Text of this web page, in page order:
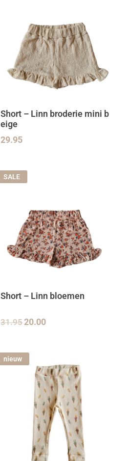
Short – Linn broderie mini b
eige
29.95
SALE
Short – Linn bloemen
31.9520.00
nieuw